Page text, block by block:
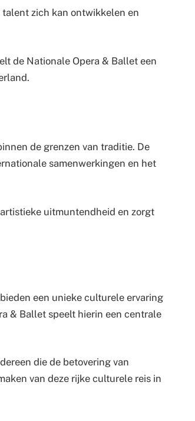
zich kan ontwikkelen en
de Nationale Opera & Ballet een
de grenzen van traditie. De
samenwerkingen en het
uitmuntendheid en zorgt
een unieke culturele ervaring
& Ballet speelt hierin een centrale
die de betovering van
van deze rijke culturele reis in